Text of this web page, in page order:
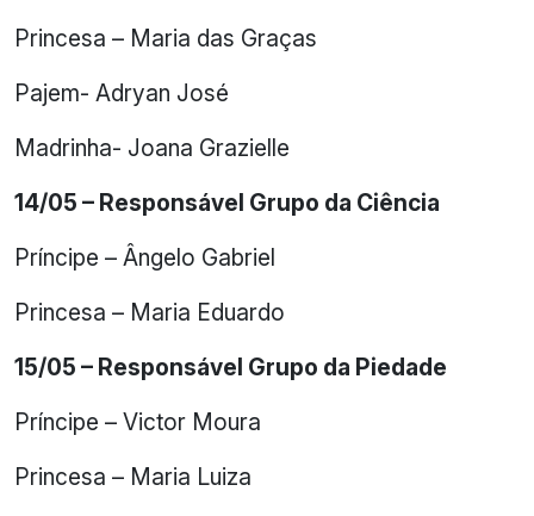
Princesa – Maria das Graças
Pajem- Adryan José
Madrinha- Joana Grazielle
14/05 – Responsável Grupo da Ciência
Príncipe – Ângelo Gabriel
Princesa – Maria Eduardo
15/05 – Responsável Grupo da Piedade
Príncipe – Victor Moura
Princesa – Maria Luiza